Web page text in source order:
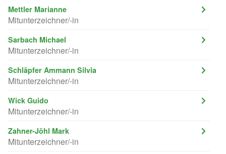
Mettler Marianne
Mitunterzeichner/-in
Sarbach Michael
Mitunterzeichner/-in
Schläpfer Ammann Silvia
Mitunterzeichner/-in
Wick Guido
Mitunterzeichner/-in
Zahner-Jöhl Mark
Mitunterzeichner/-in